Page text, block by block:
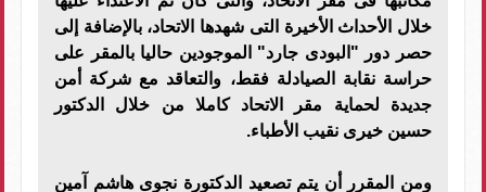
خلال الأحداث الأخيرة التى شهدها الاتحاد، بالإضافة إلى
حصر دور "البودى جارد" الموجودين حاليا بالمقر على
حراسة نقابة الصيادلة فقط، والتعاقد مع شركة أمن
جديدة لحماية مقر الاتحاد كاملا من خلال الدكتور
حسين خيرى نقيب الأطباء.
ومن المقرر أن يتم تصعيد الدكتورة نجوى هاشم آمين